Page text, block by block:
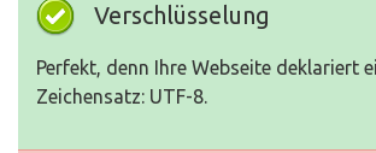
Verschlüsselung
Perfekt, denn Ihre Webseite deklariert
Zeichensatz: UTF-8.